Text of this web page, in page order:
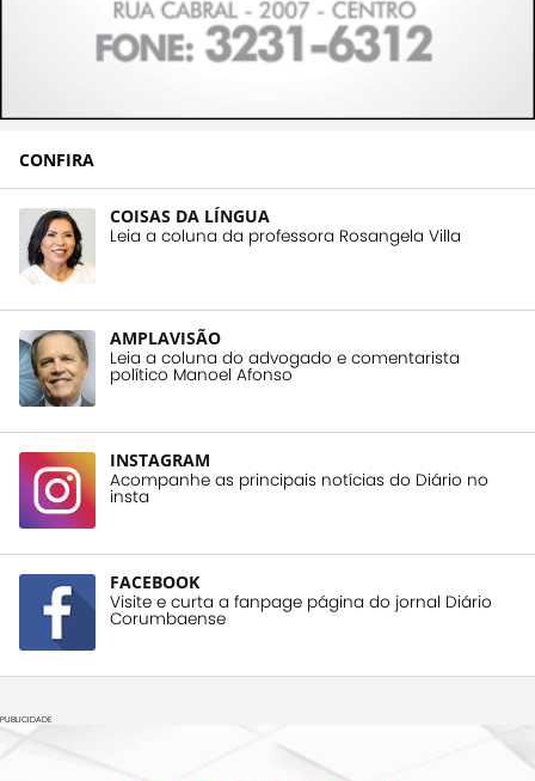
CONFIRA
COISAS DA LÍNGUA
Leia a coluna da professora Rosangela Villa
AMPLAVISÃO
Leia a coluna do advogado e comentarista
político Manoel Afonso
INSTAGRAM
Acompanhe as principais notícias do Diário no
insta
FACEBOOK
Visite e curta a fanpage página do jornal Diário
Corumbaense
PUBLICIDADE